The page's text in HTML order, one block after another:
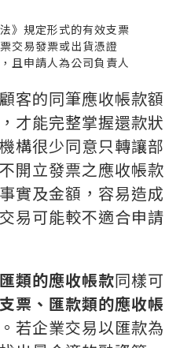
》規定形式的有效支票
交易發票或出貨憑證
且申請人為公司負責人
客的同筆應收帳款額
，才能完整掌握還款狀
構很少同意只轉讓部
開立發票之應收帳款
實及金額，容易造成
易可能較不適合申請
類的應收帳款同樣可
票、匯款類的應收帳
若企業交易以匯款為